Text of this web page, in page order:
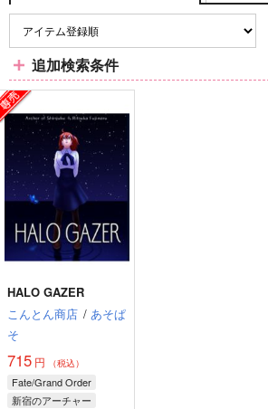
追加検索条件
HALO GAZER
こんとん商店 / あそぱ
そ
715 円 （税込）
Fate/Grand Order
新宿のアーチャー